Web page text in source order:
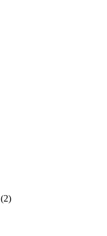
(2)